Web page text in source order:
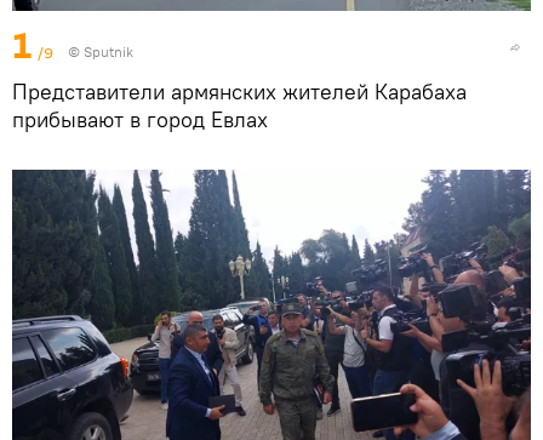
1 /9 © Sputnik
Представители армянских жителей Карабаха
прибывают в город Евлах